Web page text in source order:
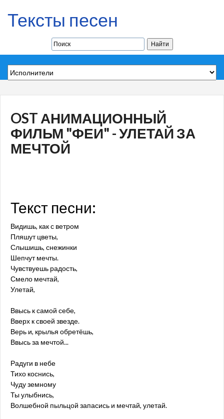
Тексты песен
OST АНИМАЦИОННЫЙ
ФИЛЬМ "ФЕИ" - УЛЕТАЙ ЗА
МЕЧТОЙ
Текст песни:
Видишь, как с ветром
Пляшут цветы,
Слышишь, снежинки
Шепчут мечты.
Чувствуешь радость,
Смело мечтай,
Улетай,
Ввысь к самой себе,
Вверх к своей звезде.
Верь и, крылья обретёшь,
Ввысь за мечтой...
Радуги в небе
Тихо коснись,
Чуду земному
Ты улыбнись,
Волшебной пыльцой запасись и мечтай, улетай.